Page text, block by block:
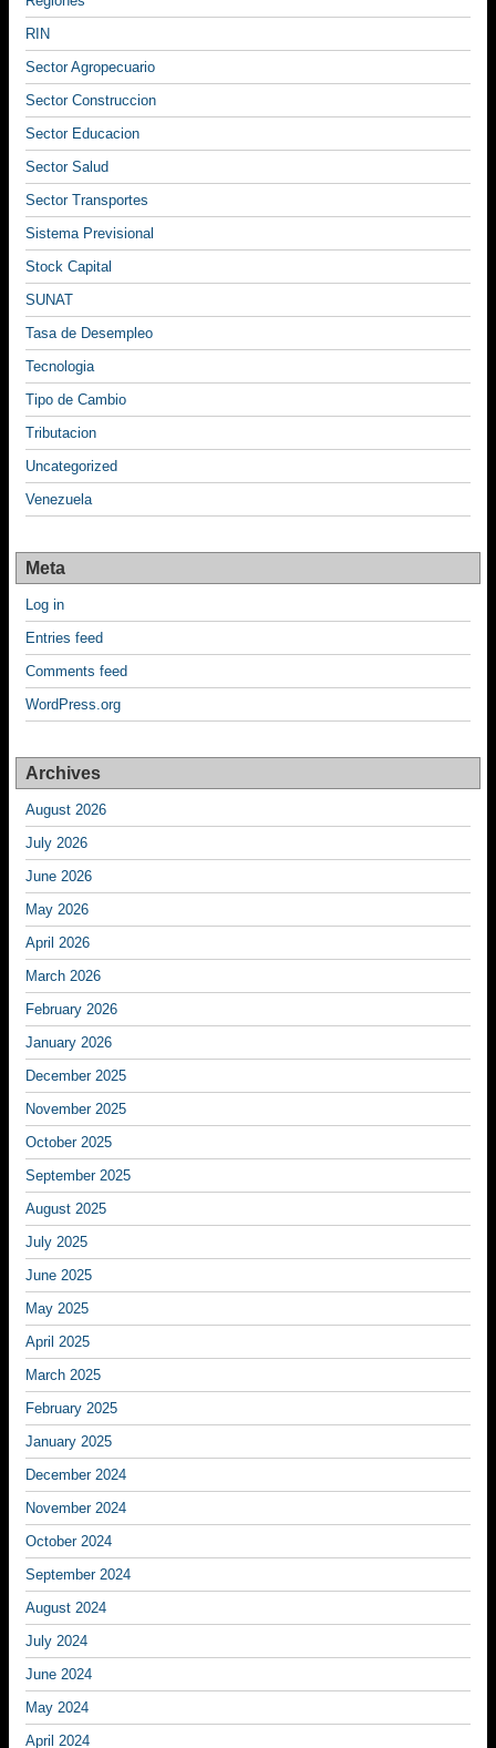
RIN
Sector Agropecuario
Sector Construccion
Sector Educacion
Sector Salud
Sector Transportes
Sistema Previsional
Stock Capital
SUNAT
Tasa de Desempleo
Tecnologia
Tipo de Cambio
Tributacion
Uncategorized
Venezuela
Meta
Log in
Entries feed
Comments feed
WordPress.org
Archives
August 2026
July 2026
June 2026
May 2026
April 2026
March 2026
February 2026
January 2026
December 2025
November 2025
October 2025
September 2025
August 2025
July 2025
June 2025
May 2025
April 2025
March 2025
February 2025
January 2025
December 2024
November 2024
October 2024
September 2024
August 2024
July 2024
June 2024
May 2024
April 2024